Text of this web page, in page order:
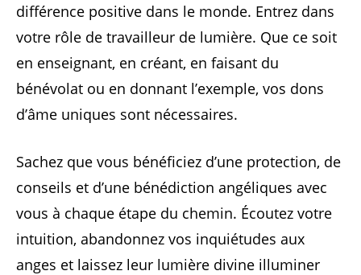
différence positive dans le monde. Entrez dans
votre rôle de travailleur de lumière. Que ce soit
en enseignant, en créant, en faisant du
bénévolat ou en donnant l’exemple, vos dons
d’âme uniques sont nécessaires.
Sachez que vous bénéficiez d’une protection, de
conseils et d’une bénédiction angéliques avec
vous à chaque étape du chemin. Écoutez votre
intuition, abandonnez vos inquiétudes aux
anges et laissez leur lumière divine illuminer